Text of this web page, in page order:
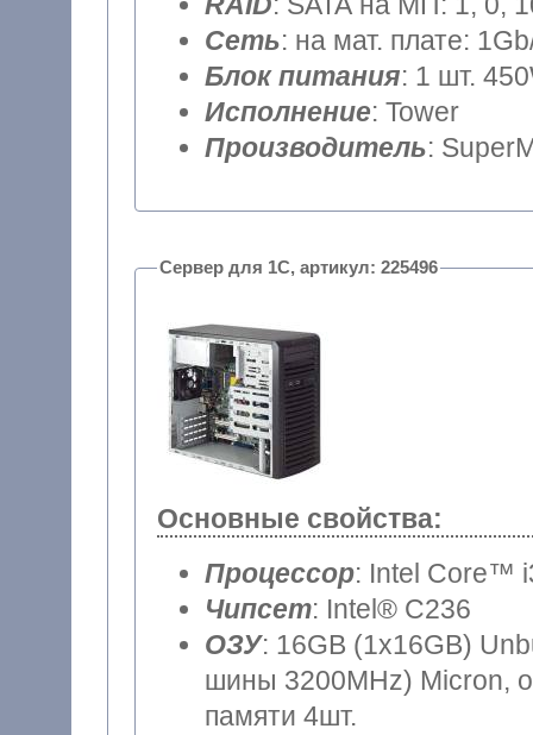
Сеть: на мат. плате:
Блок питания: 1 шт.
Исполнение: Tower
Производитель:
Сервер для 1С, артикул: 225496
Основные свойства:
Процессор: Intel Core™
Чипсет: Intel® C236
ОЗУ: 16GB (1x16GB)
шины 3200MHz) Micron,
памяти 4шт.